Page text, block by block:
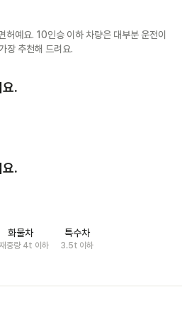
허예요. 10인승 이하 차량은 대부분 운전이
장 추천해 드려요.
요.
요.
화물차
중량 4t 이하
특수차
3.5t 이하